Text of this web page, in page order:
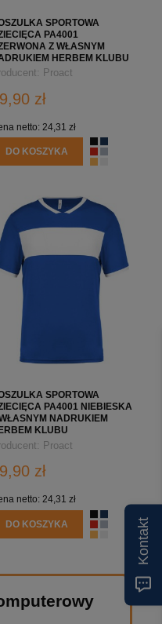
SPORTOWA
PA4001
Z WŁASNYM
HERBEM KLUBU
Proact
zł
netto: 24,31 zł
DO KOSZYKA
SPORTOWA
PA4001 NIEBIESKA
NADRUKIEM
KLUBU
Proact
zł
netto: 24,31 zł
DO KOSZYKA Kontakt